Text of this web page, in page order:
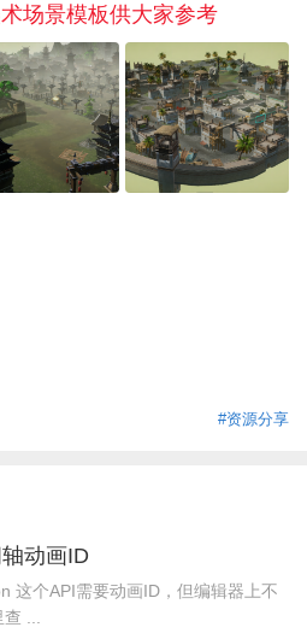
场景模板供大家参考
#资源分享
动画ID
这个API需要动画ID，但编辑器上不
...